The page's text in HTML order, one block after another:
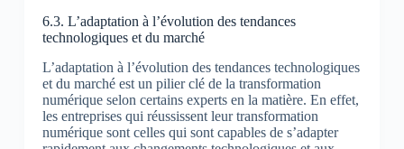
6.3. L’adaptation à l’évolution des tendances
technologiques et du marché
L’adaptation à l’évolution des tendances technologiques
et du marché est un pilier clé de la transformation
numérique selon certains experts en la matière. En effet,
les entreprises qui réussissent leur transformation
numérique sont celles qui sont capables de s’adapter